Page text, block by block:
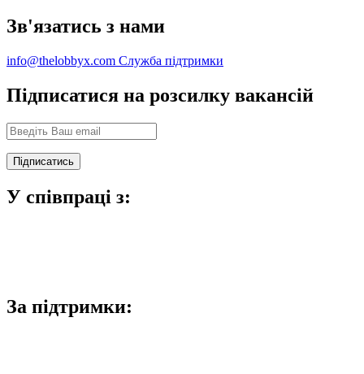
Зв'язатись з нами
info@thelobbyx.com Служба підтримки
Підписатися на розсилку вакансій
У співпраці з:
За підтримки: